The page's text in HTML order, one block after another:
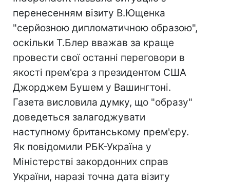
перенесенням візиту В.Ющенка
"серйозною дипломатичною образою",
оскільки Т.Блер вважав за краще
провести свої останні переговори в
якості прем'єра з президентом США
Джорджем Бушем у Вашингтоні.
Газета висловила думку, що "образу"
доведеться залагоджувати
наступному британському прем'єру.
Як повідомили РБК-Україна у
Міністерстві закордонних справ
України, наразі точна дата візиту